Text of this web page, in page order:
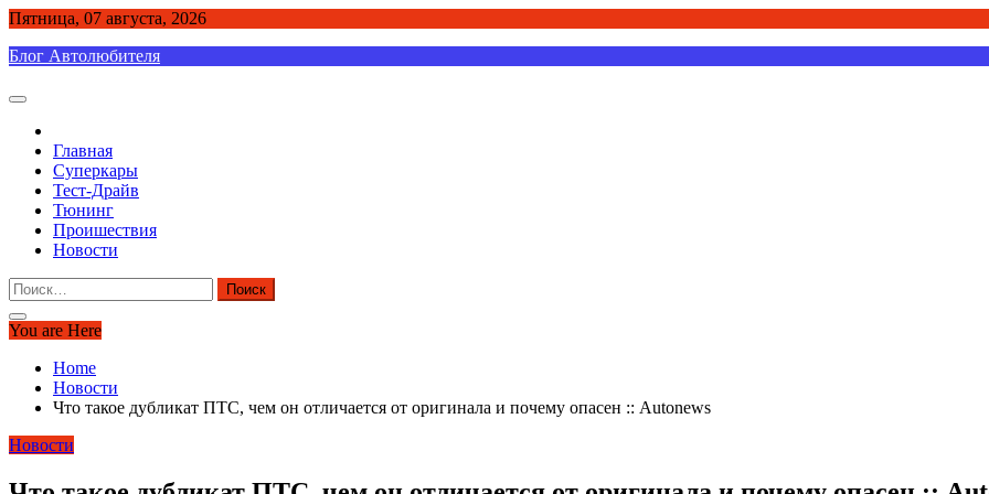
Skip
content
Пятница, 07 августа, 2026
Блог Автолюбителя
Главная
Суперкары
Тест-Драйв
Тюнинг
Проишествия
Новости
Найти:
You are Here
Home
Новости
Что такое дубликат ПТС, чем он отличается от оригинала и почему опасен :: Autonews
Новости